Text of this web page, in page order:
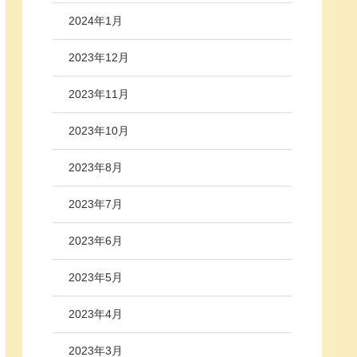
2024年1月
2023年12月
2023年11月
2023年10月
2023年8月
2023年7月
2023年6月
2023年5月
2023年4月
2023年3月